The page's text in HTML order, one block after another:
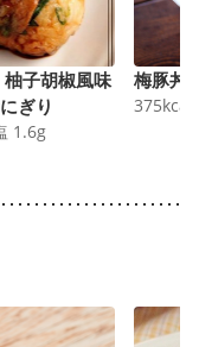
子胡椒風味
ぎり
1.6g
梅豚丼
375kcal